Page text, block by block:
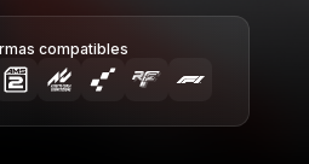
compatibles